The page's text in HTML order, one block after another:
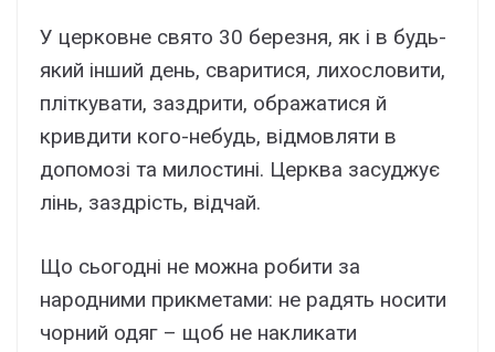
У церковне свято 30 березня, як і в будь-
який інший день, сваритися, лихословити,
пліткувати, заздрити, ображатися й
кривдити кого-небудь, відмовляти в
допомозі та милостині. Церква засуджує
лінь, заздрість, відчай.
Що сьогодні не можна робити за
народними прикметами: не радять носити
чорний одяг – щоб не накликати